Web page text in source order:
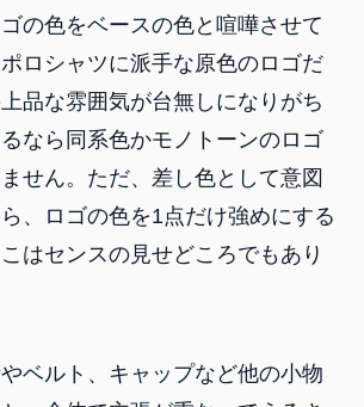
の色をベースの色と喧嘩させて
ロシャツに派手な原色のロゴだ
品な雰囲気が台無しになりがち
なら同系色かモノトーンのロゴ
せん。ただ、差し色として意図
、ロゴの色を1点だけ強めにする
はセンスの見せどころでもあり
ベルト、キャップなど他の小物